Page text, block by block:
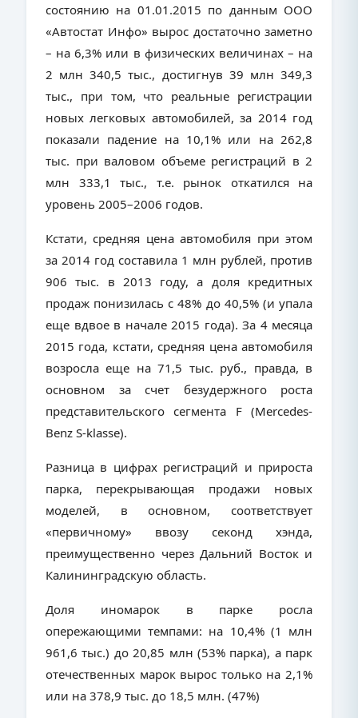
состоянию на 01.01.2015 по данным ООО
«Автостат Инфо» вырос достаточно заметно
– на 6,3% или в физических величинах – на
2 млн 340,5 тыс., достигнув 39 млн 349,3
тыс., при том, что реальные регистрации
новых легковых автомобилей, за 2014 год
показали падение на 10,1% или на 262,8
тыс. при валовом объеме регистраций в 2
млн 333,1 тыс., т.е. рынок откатился на
уровень 2005–2006 годов.
Кстати, средняя цена автомобиля при этом
за 2014 год составила 1 млн рублей, против
906 тыс. в 2013 году, а доля кредитных
продаж понизилась с 48% до 40,5% (и упала
еще вдвое в начале 2015 года). За 4 месяца
2015 года, кстати, средняя цена автомобиля
возросла еще на 71,5 тыс. руб., правда, в
основном за счет безудержного роста
представительского сегмента F(Mercedes-
Benz S-klasse).
Разница в цифрах регистраций и прироста
парка, перекрывающая продажи новых
моделей, в основном, соответствует
«первичному» ввозу секонд хэнда,
преимущественно через Дальний Восток и
Калининградскую область.
Доля иномарок в парке росла
опережающими темпами: на 10,4% (1 млн
961,6 тыс.) до 20,85 млн (53% парка), а парк
отечественных марок вырос только на 2,1%
или на 378,9 тыс. до 18,5 млн. (47%)